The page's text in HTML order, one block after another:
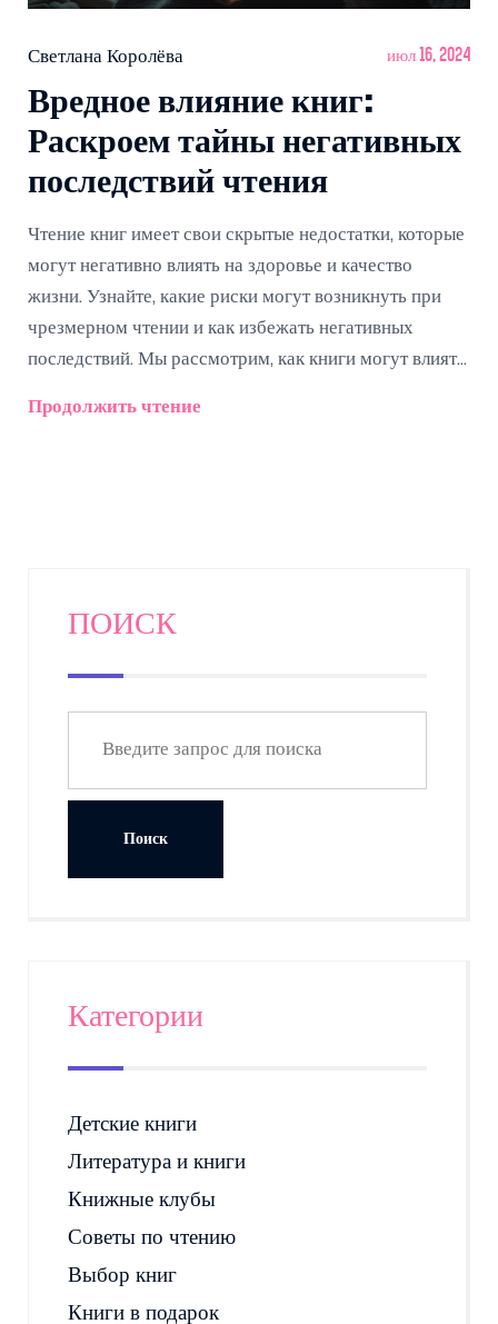
Светлана Королёва июл 16, 2024
Вредное влияние книг:
Раскроем тайны негативных
последствий чтения
Чтение книг имеет свои скрытые недостатки, которые
могут негативно влиять на здоровье и качество
жизни. Узнайте, какие риски могут возникнуть при
чрезмерном чтении и как избежать негативных
последствий. Мы рассмотрим, как книги могут влиять
социальные навыки.
Продолжить чтение
ПОИСК
Категории
Детские книги
Литература и книги
Книжные клубы
Советы по чтению
Выбор книг
Книги в подарок